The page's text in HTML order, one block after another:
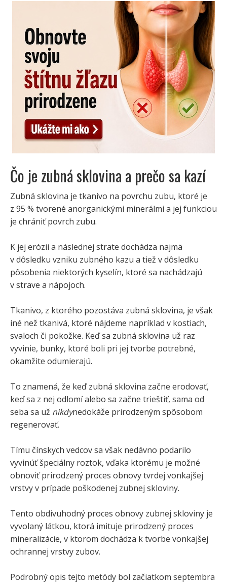
Čo je zubná sklovina a prečo sa kazí
Zubná sklovina je tkanivo na povrchu zubu, ktoré je
z 95 % tvorené anorganickými minerálmi a jej funkciou
je chrániť povrch zubu.
K jej erózii a následnej strate dochádza najmä
v dôsledku vzniku zubného kazu a tiež v dôsledku
pôsobenia niektorých kyselín, ktoré sa nachádzajú
v strave a nápojoch.
Tkanivo, z ktorého pozostáva zubná sklovina, je však
iné než tkanivá, ktoré nájdeme napríklad v kostiach,
svaloch či pokožke. Keď sa zubná sklovina už raz
vyvinie, bunky, ktoré boli pri jej tvorbe potrebné,
okamžite odumierajú.
To znamená, že keď zubná sklovina začne erodovať,
keď sa z nej odlomí alebo sa začne trieštiť, sama od
seba sa už nikdynedokáže prirodzeným spôsobom
regenerovať.
Tímu čínskych vedcov sa však nedávno podarilo
vyvinúť špeciálny roztok, vďaka ktorému je možné
obnoviť prirodzený proces obnovy tvrdej vonkajšej
vrstvy v prípade poškodenej zubnej skloviny.
Tento obdivuhodný proces obnovy zubnej skloviny je
vyvolaný látkou, ktorá imituje prirodzený proces
mineralizácie, v ktorom dochádza k tvorbe vonkajšej
ochrannej vrstvy zubov.
Podrobný opis tejto metódy bol začiatkom septembra